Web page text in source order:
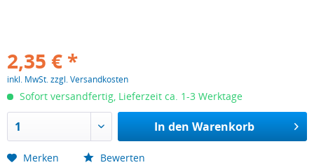
2,35 € *
inkl. MwSt.zzgl. Versandkosten
Sofort versandfertig, Lieferzeit ca. 1-3 Werktage
In den Warenkorb
Merken Bewerten